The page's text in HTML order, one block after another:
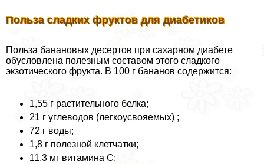
Польза сладких фруктов для диабетиков
Польза банановых десертов при сахарном диабете
обусловлена полезным составом этого сладкого
экзотического фрукта. В 100 г бананов содержится:
1,55 г растительного белка;
21 г углеводов (легкоусвояемых) ;
72 г воды;
1,8 г полезной клетчатки;
11,3 мг витамина С;